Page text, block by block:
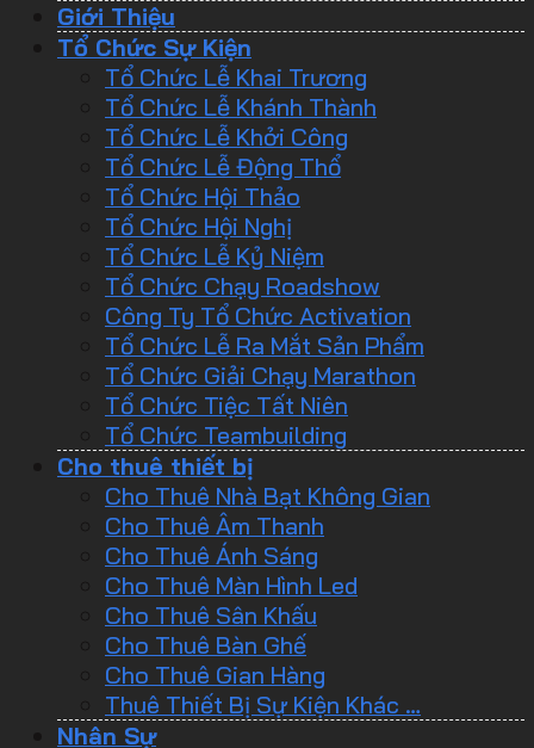
Giới Thiệu
Tổ Chức Sự Kiện
Tổ Chức Lễ Khai Trương
Tổ Chức Lễ Khánh Thành
Tổ Chức Lễ Khởi Công
Tổ Chức Lễ Động Thổ
Tổ Chức Hội Thảo
Tổ Chức Hội Nghị
Tổ Chức Lễ Kỷ Niệm
Tổ Chức Chạy Roadshow
Công Ty Tổ Chức Activation
Tổ Chức Lễ Ra Mắt Sản Phẩm
Tổ Chức Giải Chạy Marathon
Tổ Chức Tiệc Tất Niên
Tổ Chức Teambuilding
Cho thuê thiết bị
Cho Thuê Nhà Bạt Không Gian
Cho Thuê Âm Thanh
Cho Thuê Ánh Sáng
Cho Thuê Màn Hình Led
Cho Thuê Sân Khấu
Cho Thuê Bàn Ghế
Cho Thuê Gian Hàng
Thuê Thiết Bị Sự Kiện Khác …
Nhân Sự